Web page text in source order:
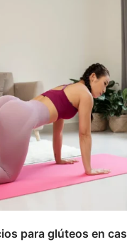
para glúteos en